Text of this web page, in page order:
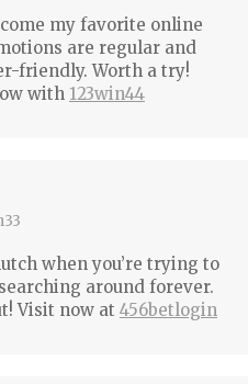
my favorite online
are regular and
friendly. Worth a try!
with 123win44
when you’re trying to
around forever.
Visit now at 456betlogin